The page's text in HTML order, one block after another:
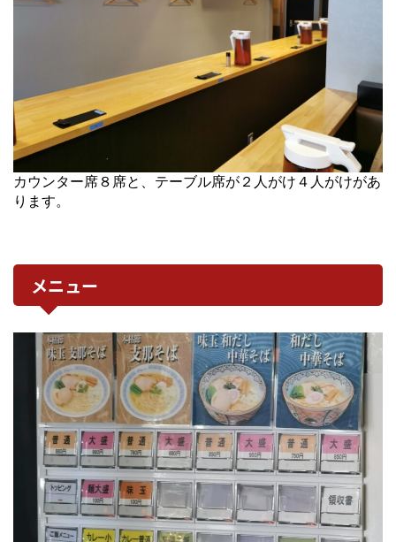
カウンター席８席と、テーブル席が２人がけ４人がけがあ
ります。
メニュー